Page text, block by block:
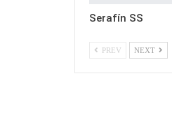
Serafín SS
PREV NEXT